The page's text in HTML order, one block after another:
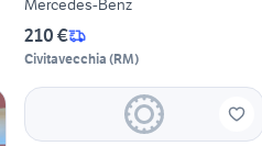
Mercedes-Benz
210 €
Civitavecchia (RM)